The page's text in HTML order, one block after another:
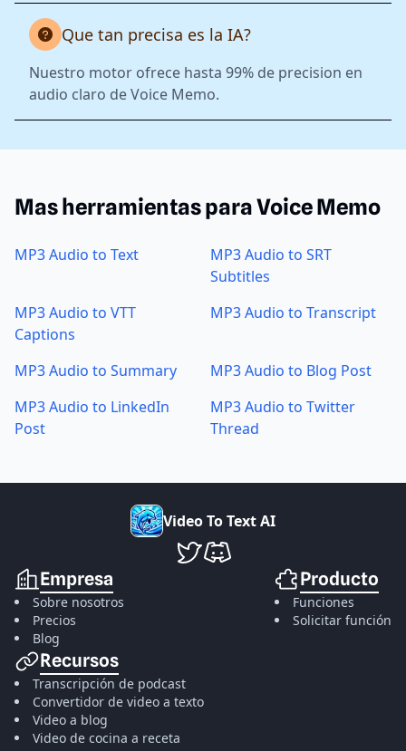
Que tan precisa es la IA?
Nuestro motor ofrece hasta 99% de precision en
audio claro de Voice Memo.
Mas herramientas para Voice Memo
MP3 Audio to Text
MP3 Audio to SRT
Subtitles
MP3 Audio to VTT
Captions
MP3 Audio to Transcript
MP3 Audio to Summary
MP3 Audio to Blog Post
MP3 Audio to LinkedIn
Post
MP3 Audio to Twitter
Thread
VideoToTextAI
VideoToTextAI en Twitter
VideoToTextAI en Discord
Empresa
Sobre nosotros
Precios
Blog
Producto
Funciones
Solicitar función
Recursos
Transcripción de podcast
Convertidor de video a texto
Video a blog
Video de cocina a receta